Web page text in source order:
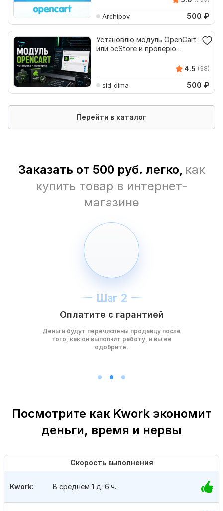
Archipov 500 ₽
Установлю модуль OpenCart
или ocStore и проверю
4.5 (38)
sid_dima 500 ₽
Перейти в каталог
Заказать от 500 руб. легко, как
купить товар в интернет-
магазине
Шаг 2
Оплатите с гарантией
Деньги будут перечислены продавцу после
того, как он выполнит работу, и вы её
одобрите.
Посмотрите как Kwork экономит
деньги, время и нервы
Скорость выполнения
Kwork: В среднем 1 д. 6 ч.